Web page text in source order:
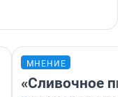
МНЕНИЕ
«Сливочное